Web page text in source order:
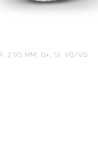
2,95 MM, G+, SI, VG/VG